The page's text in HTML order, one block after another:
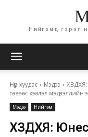
Нийгэмд гэрэл
Нүүр хуудас Мэдээ
ХЗДХЯ:
төвөөс хэвлэл мэдээллийн
Мэдээ Нийгэм
ХЗДХЯ: